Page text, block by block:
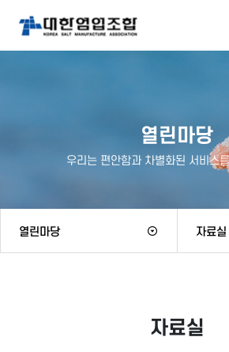
열린마당
우리는 편안함과 차별화된 서비스
열린마당 자료실
자료실